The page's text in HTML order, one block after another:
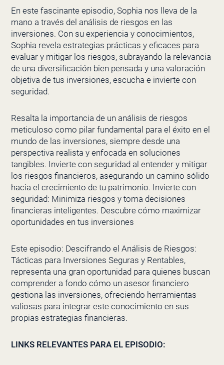
En este fascinante episodio, Sophia nos lleva de la
mano a través del análisis de riesgos en las
inversiones. Con su experiencia y conocimientos,
Sophia revela estrategias prácticas y eficaces para
evaluar y mitigar los riesgos, subrayando la relevancia
de una diversificación bien pensada y una valoración
objetiva de tus inversiones, escucha e invierte con
seguridad.
Resalta la importancia de un análisis de riesgos
meticuloso como pilar fundamental para el éxito en el
mundo de las inversiones, siempre desde una
perspectiva realista y enfocada en soluciones
tangibles. Invierte con seguridad al entender y mitigar
los riesgos financieros, asegurando un camino sólido
hacia el crecimiento de tu patrimonio. Invierte con
seguridad: Minimiza riesgos y toma decisiones
financieras inteligentes. Descubre cómo maximizar
oportunidades en tus inversiones
Este episodio: Descifrando el Análisis de Riesgos:
Tácticas para Inversiones Seguras y Rentables,
representa una gran oportunidad para quienes buscan
comprender a fondo cómo un asesor financiero
gestiona las inversiones, ofreciendo herramientas
valiosas para integrar este conocimiento en sus
propias estrategias financieras.
LINKS RELEVANTES PARA EL EPISODIO: